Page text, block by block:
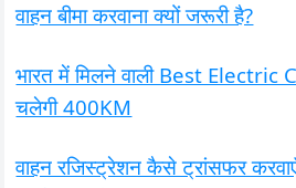
वाहन बीमा करवाना क्यों जरूरी है?
भारत में मिलने वाली Best Electric
चलेगी 400KM
वाहन रजिस्ट्रेशन कैसे ट्रांसफर